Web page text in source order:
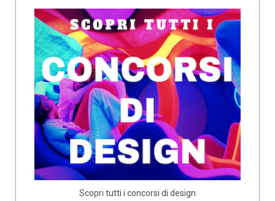
Scopri tutti i concorsi di design